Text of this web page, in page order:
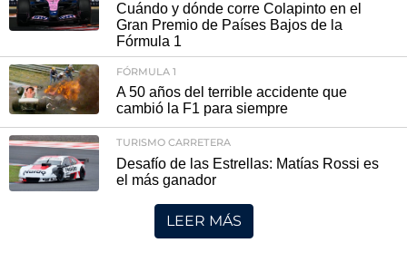
Cuándo y dónde corre Colapinto en el
Gran Premio de Países Bajos de la
Fórmula 1
FÓRMULA 1
A 50 años del terrible accidente que
cambió la F1 para siempre
TURISMO CARRETERA
Desafío de las Estrellas: Matías Rossi es
el más ganador
LEER MÁS